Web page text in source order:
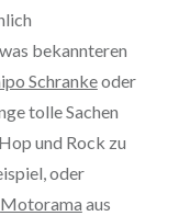
bekannteren
Schrankeoder
tolle Sachen
und Rock zu
oder
Motorama aus